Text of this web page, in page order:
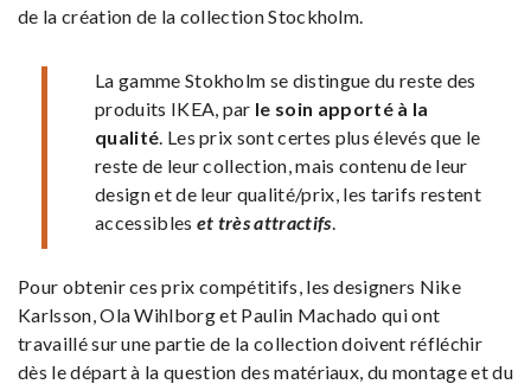
de la création de la collection Stockholm.
La gamme Stokholm se distingue du reste des
produits IKEA, par le soin apporté à la
qualité . Les prix sont certes plus élevés que le
reste de leur collection, mais contenu de leur
design et de leur qualité/prix, les tarifs restent
accessibles et très attractifs
Pour obtenir ces prix compétitifs, les designers Nike
Karlsson, Ola Wihlborg et Paulin Machado qui ont
travaillé sur une partie de la collection doivent réfléchir
dès le départ à la question des matériaux, du montage et du